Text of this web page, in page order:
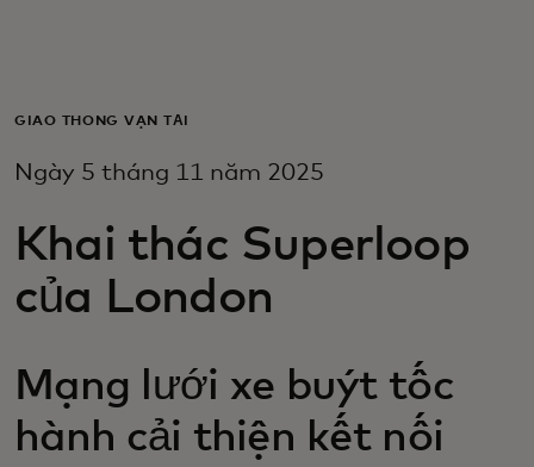
Dành cho doanh nghiệp
Dành cho nhà đổi mới
GIAO THÔNG VẬN TẢI
Ngày 5 tháng 11 năm 2025
Khai thác Superloop
của London
Mạng lưới xe buýt tốc
hành cải thiện kết nối